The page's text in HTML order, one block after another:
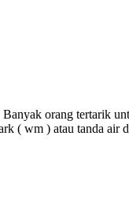
orang tertarik
( wm ) atau tanda